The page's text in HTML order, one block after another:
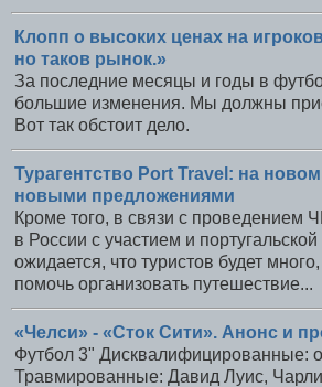
Клопп о высоких ценах на
но таков рынок.»
За последние месяцы и годы в
большие изменения. Мы должны
Вот так обстоит дело.
Турагентство Port Travel: на
новыми предложениями
Кроме того, в связи с проведением
в России с участием и
ожидается, что туристов будет
помочь организовать путешествие...
«Челси» - «Сток Сити». Анонс и
Футбол 3" Дисквалифицированные:
Травмированные: Давид Луис,